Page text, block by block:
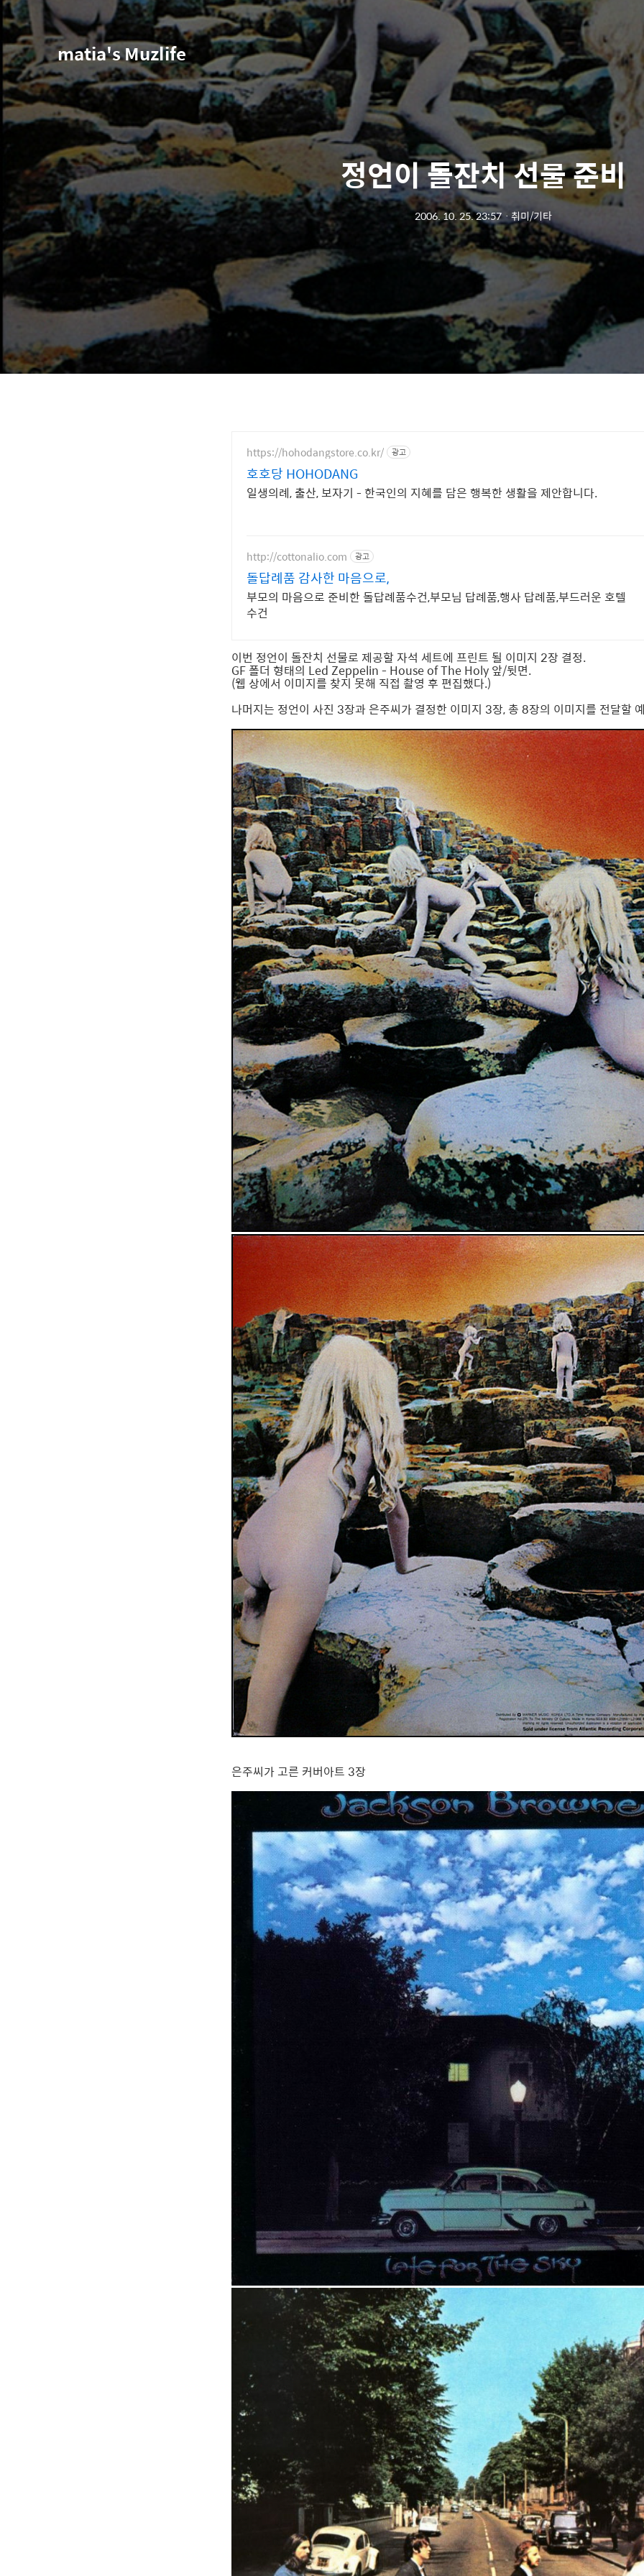
matia's Muzlife
정언이 돌잔치 선물 준비
2006. 10. 25. 23:57ㆍ 취미/기타
https://hohodangstore.co.kr/ 광고
호호당 HOHODANG
일생의례, 출산, 보자기 - 한국인의 지혜를 담은 행복한 생활을 제안합니다.
http://cottonalio.com 광고
돌답례품 감사한 마음으로,
부모의 마음으로 준비한 돌답례품수건,부모님 답례품,행사 답례품,부드러운 호텔
수건
이번 정언이 돌잔치 선물로 제공할 자석 세트에 프린트 될 이미지 2장 결정.
GF 폴더 형태의 Led Zeppelin - House of The Holy 앞/뒷면.
(웹 상에서 이미지를 찾지 못해 직접 촬영 후 편집했다.)
나머지는 정언이 사진 3장과 은주씨가 결정한 이미지 3장, 총 8장의 이미지를 전달할
은주씨가 고른 커버아트 3장